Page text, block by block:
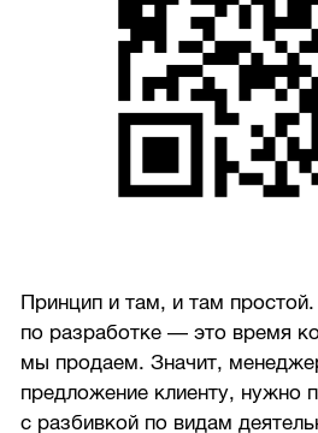
Принцип и там, и там
по разработке — это время
мы продаем. Значит,
предложение клиенту, нужно
с разбивкой по видам